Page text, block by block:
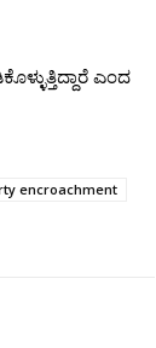
ಎಂದ
encroachment